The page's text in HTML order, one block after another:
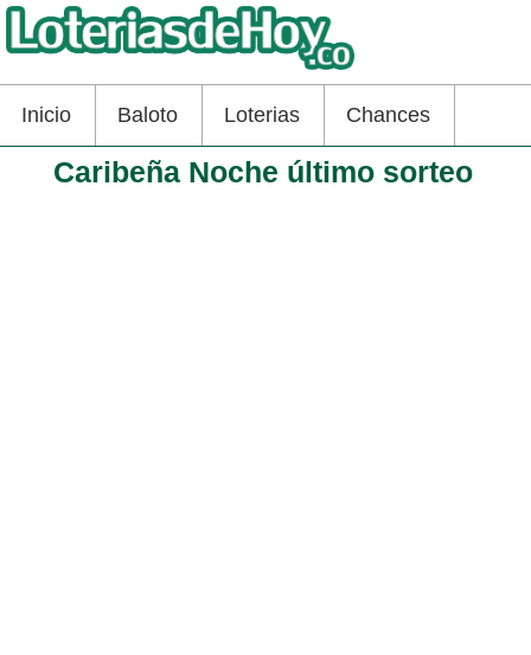
Inicio Baloto Loterias Chances
Caribeña Noche último sorteo